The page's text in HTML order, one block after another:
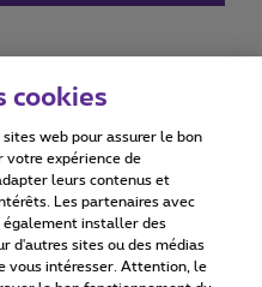
Accessibility statement
cookies
web pour assurer le bon
votre expérience de
leurs contenus et
Les partenaires avec
également installer des
d'autres sites ou des médias
vous intéresser. Attention, le